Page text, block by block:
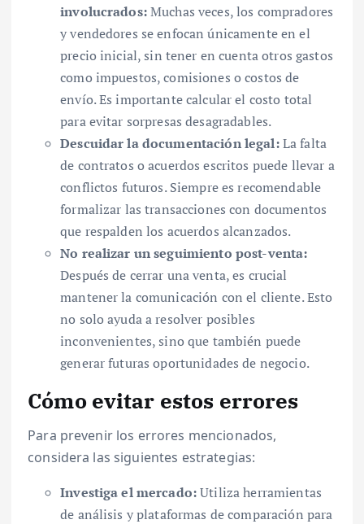
involucrados:Muchas veces, los compradores
y vendedores se enfocan únicamente en el
precio inicial, sin tener en cuenta otros gastos
como impuestos, comisiones o costos de
envío. Es importante calcular el costo total
para evitar sorpresas desagradables.
Descuidar la documentación legal:La falta
de contratos o acuerdos escritos puede llevar a
conflictos futuros. Siempre es recomendable
formalizar las transacciones con documentos
que respalden los acuerdos alcanzados.
No realizar un seguimiento post-venta:
Después de cerrar una venta, es crucial
mantener la comunicación con el cliente. Esto
no solo ayuda a resolver posibles
inconvenientes, sino que también puede
generar futuras oportunidades de negocio.
Cómo evitar estos errores
Para prevenir los errores mencionados,
considera las siguientes estrategias:
Investiga el mercado:Utiliza herramientas
de análisis y plataformas de comparación para